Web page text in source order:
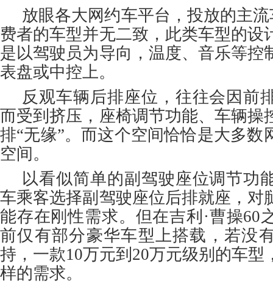
放眼各大网约车平台，投放的主
费者的车型并无二致，此类车型的设
是以驾驶员为导向，温度、音乐等控
表盘或中控上。
反观车辆后排座位，往往会因前
而受到挤压，座椅调节功能、车辆操
排“无缘”。而这个空间恰恰是大多数
空间。
以看似简单的副驾驶座位调节功
车乘客选择副驾驶座位后排就座，对
能存在刚性需求。但在吉利·曹操60
前仅有部分豪华车型上搭载，若没
持，一款10万元到20万元级别的车型
样的需求。